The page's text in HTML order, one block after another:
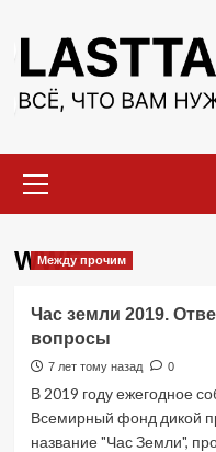
содержимому
меню
WWF
Между прочим
Час земли 2019.
вопросы
7 лет тому назад 0
В 2019 году ежегодное
Всемирный фонд дикой
название "Час Земли",